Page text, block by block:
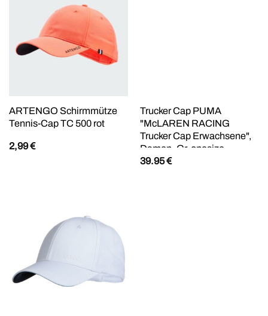
ARTENGO Schirmmütze
Tennis-Cap TC 500 rot
2,99€
Trucker Cap PUMA
"McLAREN RACING
Trucker Cap Erwachsene",
Damen, Gr. onesize,
schwarz, Oberseite,
39.95€